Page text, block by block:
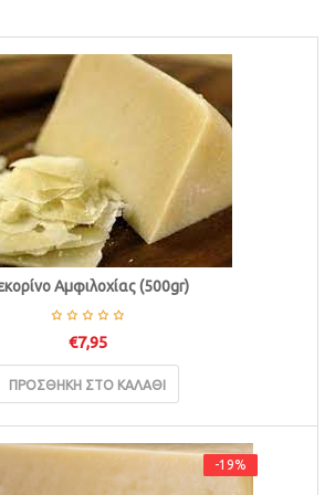
Αμφιλοχίας (500gr)
€7,95
ΠΡΟΣΘΉΚΗ ΣΤΟ ΚΑΛΆΘΙ
-19%
-19%